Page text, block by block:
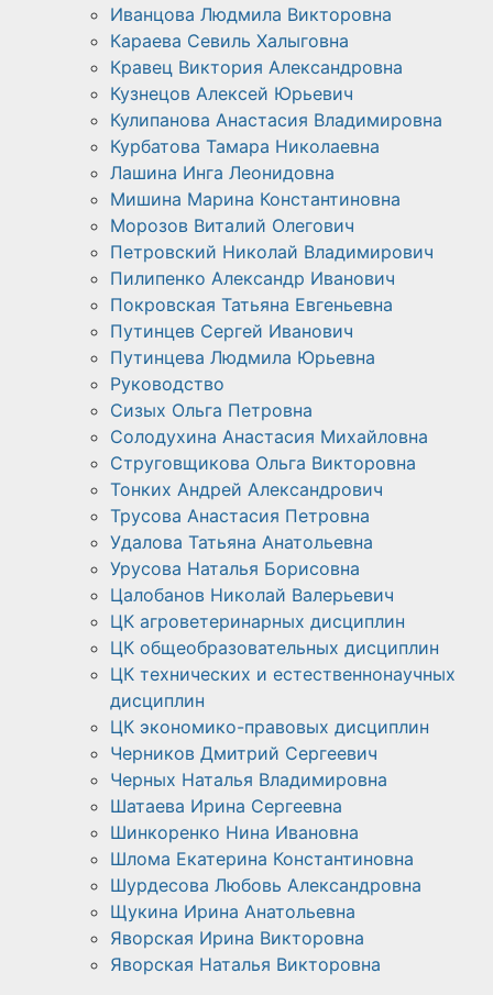
Иванцова Людмила Викторовна
Караева Севиль Халыговна
Кравец Виктория Александровна
Кузнецов Алексей Юрьевич
Кулипанова Анастасия Владимировна
Курбатова Тамара Николаевна
Лашина Инга Леонидовна
Мишина Марина Константиновна
Морозов Виталий Олегович
Петровский Николай Владимирович
Пилипенко Александр Иванович
Покровская Татьяна Евгеньевна
Путинцев Сергей Иванович
Путинцева Людмила Юрьевна
Руководство
Сизых Ольга Петровна
Солодухина Анастасия Михайловна
Струговщикова Ольга Викторовна
Тонких Андрей Александрович
Трусова Анастасия Петровна
Удалова Татьяна Анатольевна
Урусова Наталья Борисовна
Цалобанов Николай Валерьевич
ЦК агроветеринарных дисциплин
ЦК общеобразовательных дисциплин
ЦК технических и естественнонаучных
дисциплин
ЦК экономико-правовых дисциплин
Черников Дмитрий Сергеевич
Черных Наталья Владимировна
Шатаева Ирина Сергеевна
Шинкоренко Нина Ивановна
Шлома Екатерина Константиновна
Шурдесова Любовь Александровна
Щукина Ирина Анатольевна
Яворская Ирина Викторовна
Яворская Наталья Викторовна